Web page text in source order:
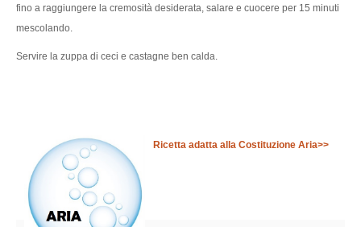
fino a raggiungere la cremosità desiderata, salare e cuocere per 15 minuti
mescolando.
Servire la zuppa di ceci e castagne ben calda.
Ricetta adatta alla Costituzione Aria>>